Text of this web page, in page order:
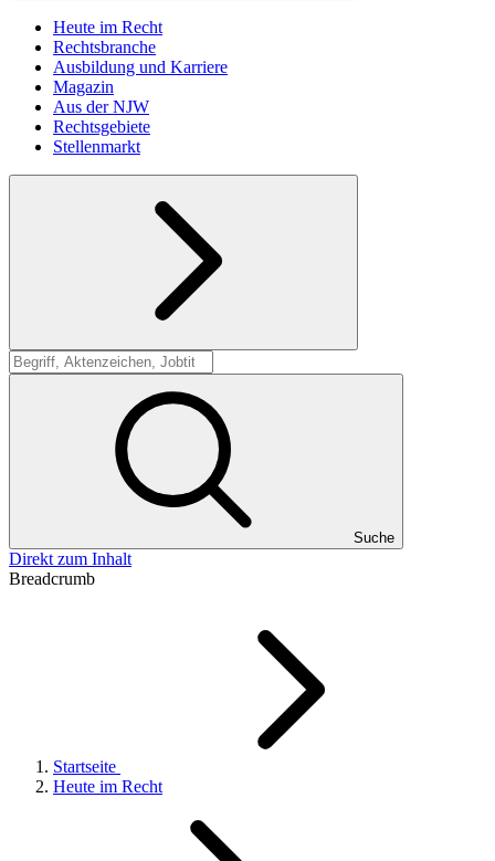
Heute im Recht
Rechtsbranche
Ausbildung und Karriere
Magazin
Aus der NJW
Rechtsgebiete
Stellenmarkt
Suche
Suche
Direkt zum Inhalt
Breadcrumb
Startseite
Heute im Recht